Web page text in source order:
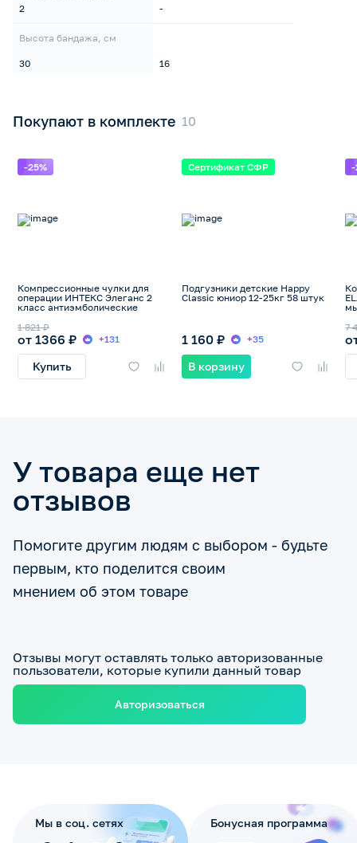
2
Высота бандажа, см
30
-
16
Покупают в комплекте
-25%
Компрессионные чулки для
операции ИНТЕКС Элеганс 2
класс антиэмболические
от 1366 ₽
1 821 ₽
+131
Купить
Сертификат СФР
Подгузники детские Happy
Classic юниор 12-25кг 58 штук
1 160 ₽ +35
В корзину
-
7
У товара еще нет
отзывов
Помогите другим людям с выбором - будьте
первым, кто поделится своим
мнением об этом товаре
Отзывы могут оставлять только авторизованные
пользователи, которые купили данный товар
Авторизоваться
Мы в соц. сетях Бонусная программа